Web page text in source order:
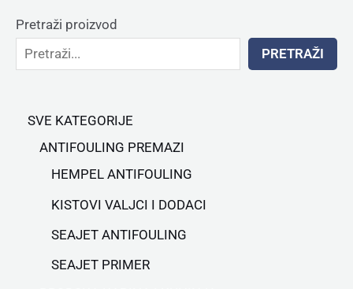
Pretraži proizvod
PRETRAŽI
SVE KATEGORIJE
ANTIFOULING PREMAZI
HEMPEL ANTIFOULING
KISTOVI VALJCI I DODACI
SEAJET ANTIFOULING
SEAJET PRIMER